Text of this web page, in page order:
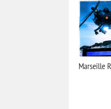
Marseille